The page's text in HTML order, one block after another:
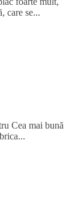
care se...
Cea mai bună